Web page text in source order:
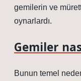
gemilerin ve
oynarlardı.
Gemiler
Bunun temel